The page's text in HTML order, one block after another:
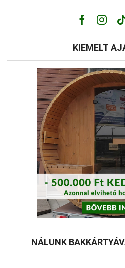
Facebook
KIEMELT
NÁLUNK